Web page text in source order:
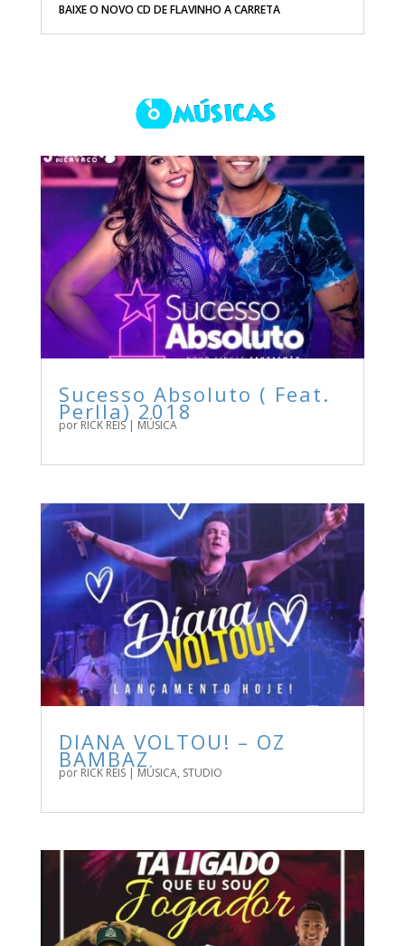
BAIXE O NOVO CD DE FLAVINHO A CARRETA
Sucesso Absoluto ( Feat.
Perlla) 2018
por RICK REIS| MÚSICA
DIANA VOLTOU! – OZ
BAMBAZ
por RICK REIS| MÚSICA, STUDIO